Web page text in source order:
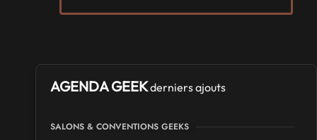
AGENDA GEEKderniers ajouts
SALONS & CONVENTIONS GEEKS